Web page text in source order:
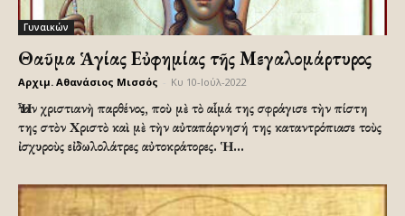
Γυναικών
Θαῦμα Ἁγίας Εὐφημίας τῆς Μεγαλομάρτυρος
Αρχιμ. Αθανάσιος Μισσός Κυ 10-Ιούλ-2022
Ἦταν χριστιανὴ παρθένος, ποὺ μὲ τὸ αἷμά της σφράγισε τὴν πίστη
της στὸν Χριστὸ καὶ μὲ τὴν αὐταπάρνησή της καταντρόπιασε τοὺς
ἰσχυροὺς εἰδωλολάτρες αὐτοκράτορες. Ἡ...